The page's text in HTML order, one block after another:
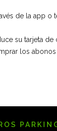
de la app
su tarjeta de
los